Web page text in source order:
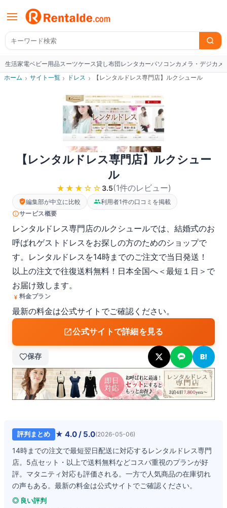
生活家電ベビー用品スーツケース貸し布団レンタカーパソコンカメラ・デジカメ
ホーム › サイト一覧 › ドレス › 【レンタルドレス専門店】ルクシュール
【レンタルドレス専門店】ルクシュー
ル
★★★ ☆☆ 3.5(1件のレビュー)
編集部が中立に比較
利用者1件の口コミを掲載
サービス概要
レンタルドレス専門店のルクシュールでは、結婚式のお
呼ばれゲストドレスをお探しの方のためのショップで
す。レンタルドレスを14時までのご注文で当日発送！
以上の注文で往復送料無料！日本全国へ＜最短１日＞で
お届け致します。
料金プラン
最新の料金は公式サイトでご確認ください。
公式サイトで詳細を見る
保存 B!
評判まとめ ★ 4.0/ 5.0(2026-05-06)
14時までの注文で最短翌日配送に対応するレンタルドレス専門
店。5点セット・以上で送料無料などコスパ重視のプランが好
評。マタニティ対応も評価される。一方で人気商品の在庫切れ
の声もある。最新の料金は公式サイトでご確認ください。
◎ 良い評判